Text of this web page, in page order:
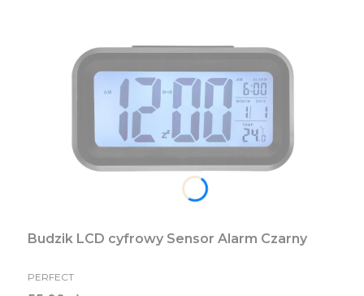
Budzik LCD cyfrowy Sensor Alarm Czarny
PRODUCENT
PERFECT